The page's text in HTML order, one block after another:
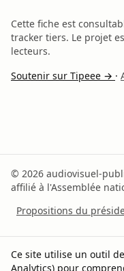
Cette fiche est
tracker tiers. Le projet
lecteurs.
Soutenir sur Tipeee → ·
© 2026 audiovisuel-
affilié à l'Assemblée
Propositions du
Recommandations du
Ce site utilise un outil
Analytics) pour